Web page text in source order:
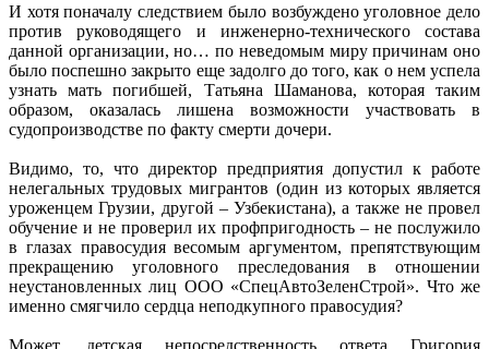
И хотя поначалу следствием было возбуждено уголовное дело
против руководящего и инженерно-технического состава
данной организации, но… по неведомым миру причинам оно
было поспешно закрыто еще задолго до того, как о нем успела
узнать мать погибшей, Татьяна Шаманова, которая таким
образом, оказалась лишена возможности участвовать в
судопроизводстве по факту смерти дочери.
Видимо, то, что директор предприятия допустил к работе
нелегальных трудовых мигрантов (один из которых является
уроженцем Грузии, другой – Узбекистана), а также не провел
обучение и не проверил их профпригодность – не послужило
в глазах правосудия весомым аргументом, препятствующим
прекращению уголовного преследования в отношении
неустановленных лиц ООО «СпецАвтоЗеленСтрой». Что же
именно смягчило сердца неподкупного правосудия?
Может, детская непосредственность ответа Григория